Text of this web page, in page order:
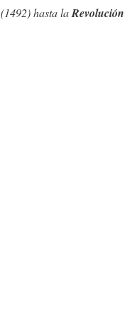
(1492) hasta laRevolución